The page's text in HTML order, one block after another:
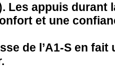
Les appuis
et une
de l’A1-S en